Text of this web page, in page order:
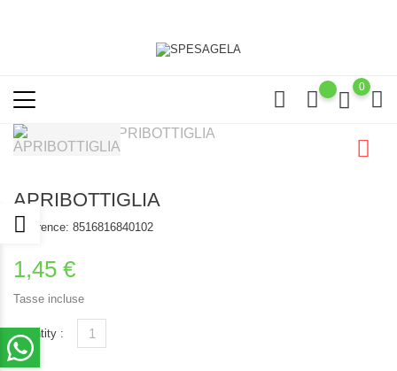
0
APRIBOTTIGLIA
Reference: 8516816840102
1,45 €
Tasse incluse
Quantity :